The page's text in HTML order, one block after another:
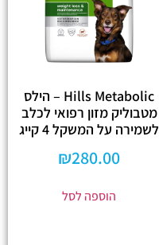
Hills Metabolic – הילס
מטבוליק מזון רפואי לכלב
לשמירה על המשקל 4 קייג
₪280.00
הוספה לסל